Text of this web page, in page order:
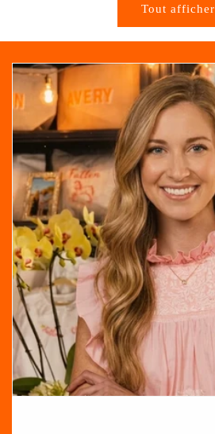
Tout afficher